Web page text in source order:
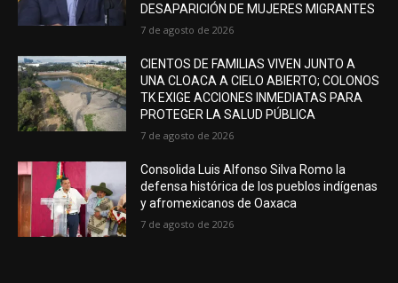
DESAPARICIÓN DE MUJERES MIGRANTES
7 de agosto de 2026
CIENTOS DE FAMILIAS VIVEN JUNTO A
UNA CLOACA A CIELO ABIERTO; COLONOS
TK EXIGE ACCIONES INMEDIATAS PARA
PROTEGER LA SALUD PÚBLICA
7 de agosto de 2026
Consolida Luis Alfonso Silva Romo la
defensa histórica de los pueblos indígenas
y afromexicanos de Oaxaca
7 de agosto de 2026